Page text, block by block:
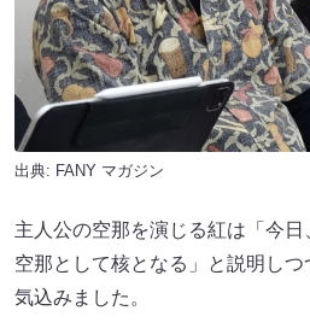
出典: FANY マガジン
主人公の空那を演じる紅は「今
空那として核となる」と説明し
気込みました。